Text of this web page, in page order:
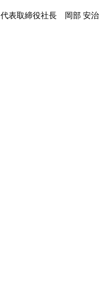
代表取締役社長 岡部 安治